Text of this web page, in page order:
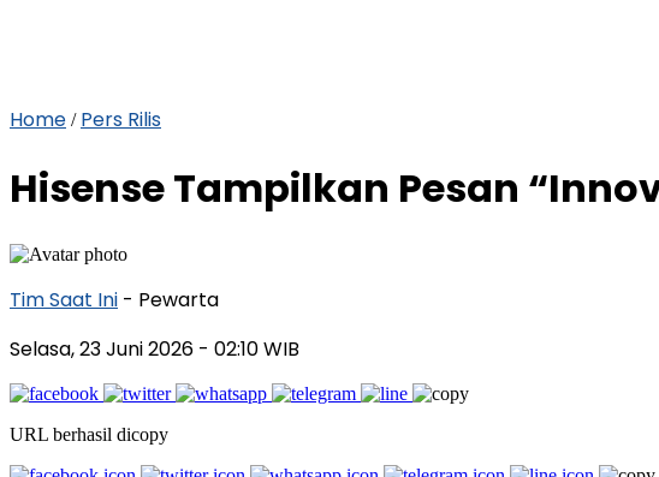
Home / Pers Rilis
Hisense Tampilkan Pesan
Tim Saat Ini - Pewarta
Selasa, 23 Juni 2026 - 02:10 WIB
URL berhasil dicopy